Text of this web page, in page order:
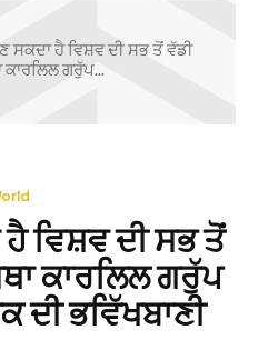
ਸਕਦਾ ਹੈ ਵਿਸ਼ਵ ਦੀ ਸਭ ਤੋਂ ਵੱਡੀ
ਗਰੁੱਪ...
ਵਿਸ਼ਵ ਦੀ ਸਭ ਤੋਂ
ਕਾਰਲਿਲ ਗਰੁੱਪ
ਦੀ ਭਵਿੱਖਬਾਣੀ